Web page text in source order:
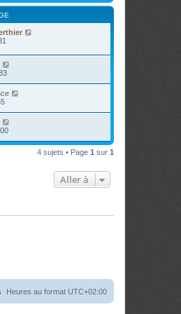
4 sujets • Page 1 sur 1
Aller à
Heures au format UTC+02:00